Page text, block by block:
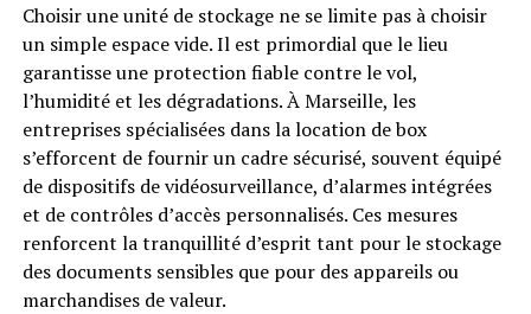
Choisir une unité de stockage ne se limite pas à choisir
un simple espace vide. Il est primordial que le lieu
garantisse une protection fiable contre le vol,
l’humidité et les dégradations. À Marseille, les
entreprises spécialisées dans la location de box
s’efforcent de fournir un cadre sécurisé, souvent équipé
de dispositifs de vidéosurveillance, d’alarmes intégrées
et de contrôles d’accès personnalisés. Ces mesures
renforcent la tranquillité d’esprit tant pour le stockage
des documents sensibles que pour des appareils ou
marchandises de valeur.